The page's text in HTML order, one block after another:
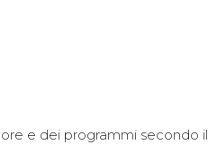
e dei programmi secondo il